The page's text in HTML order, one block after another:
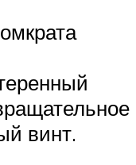
винт.